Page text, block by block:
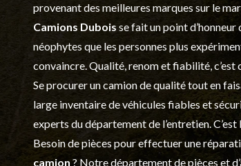
provenant des meilleures marques sur le
Camions Dubois se fait un point
néophytes que les personnes plus
convaincre. Qualité, renom et fiabilité, c’est
Se procurer un camion de qualité tout en
large inventaire de véhicules fiables et
experts du département de l’entretien.
Besoin de pièces pour effectuer une
camion ? Notre département depièces et